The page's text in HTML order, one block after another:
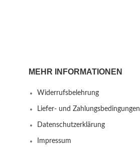
MEHR INFORMATIONEN
Widerrufsbelehrung
Liefer- und Zahlungsbedingungen
Datenschutzerklärung
Impressum